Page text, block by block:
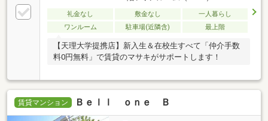
礼金なし 敷金なし
一人暮らし
ワンルーム
駐車場(近隣含) 最上階
【天理大学提携店】新入生＆在校生すべて「仲介手数
料0円無料」で賃貸のマサキがサポートします！
賃貸マンション Ｂｅｌｌ ｏｎｅ Ｂ